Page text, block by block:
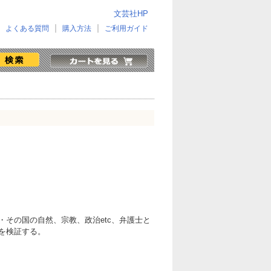
文芸社HP
よくある質問 購入方法 ご利用ガイド
その国の自然、宗教、政治etc、弁護士と
検証する。